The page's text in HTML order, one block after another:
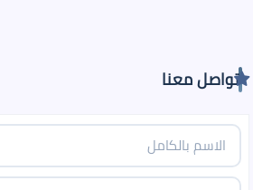
تواصل معنا